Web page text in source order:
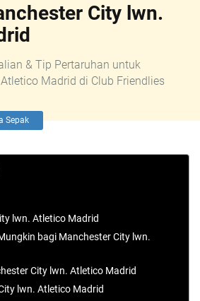
City lwn.
& Tip Pertaruhan untuk
Madrid di Club Friendlies
Sepak
lwn. Atletico Madrid
bagi Manchester City lwn.
City lwn. Atletico Madrid
lwn. Atletico Madrid